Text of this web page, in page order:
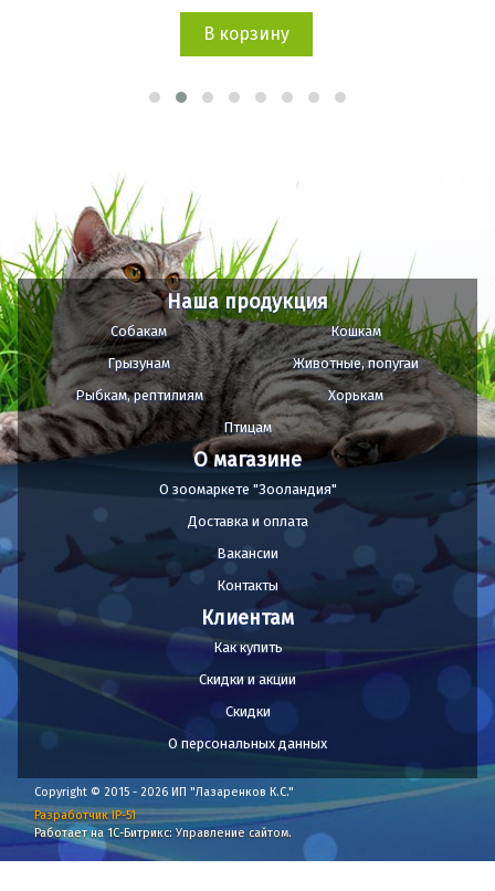
В корзину
Наша продукция
Собакам
Кошкам
Грызунам
Животные, попугаи
Рыбкам, рептилиям
Хорькам
Птицам
О магазине
О зоомаркете "Зооландия"
Доставка и оплата
Вакансии
Контакты
Клиентам
Как купить
Скидки и акции
Скидки
О персональных данных
Copyright © 2015 - 2026 ИП "Лазаренков К.С."
Разработчик IP-51
Работает на 1С-Битрикс: Управление сайтом.